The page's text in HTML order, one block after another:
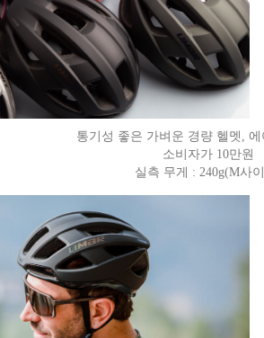
통기성 좋은 가벼운 경량 헬멧,
소비자가 10만원
실측 무게 : 240g(M사